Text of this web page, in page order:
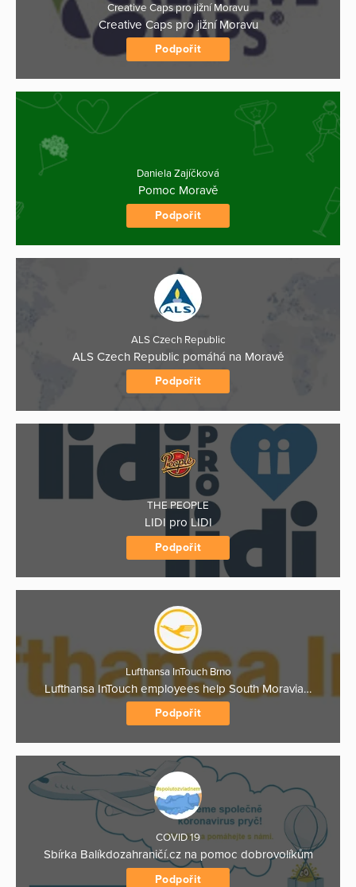
Creative Caps pro jižní Moravu
Creative Caps pro jižní Moravu
Podpořit
Daniela Zajíčková
Pomoc Moravě
Podpořit
ALS Czech Republic
ALS Czech Republic pomáhá na Moravě
Podpořit
THE PEOPLE
LIDI pro LIDI
Podpořit
Lufthansa InTouch Brno
Lufthansa InTouch employees help South Moravia…
Podpořit
COVID 19
Sbírka Balíkdozahraničí.cz na pomoc dobrovolíkům
Podpořit